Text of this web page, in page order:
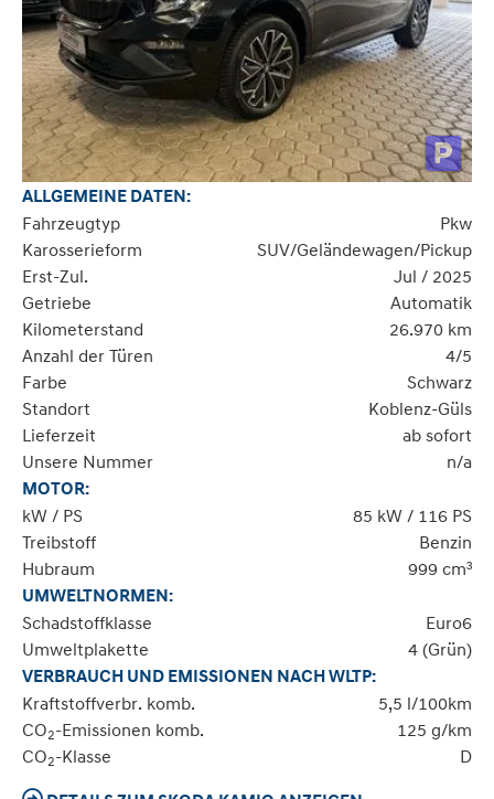
ALLGEMEINE DATEN:
Fahrzeugtyp
Pkw
Karosserieform
SUV/Geländewagen/Pickup
Erst-Zul.
Jul / 2025
Getriebe
Automatik
Kilometerstand
26.970 km
Anzahl der Türen
4/5
Farbe
Schwarz
Standort
Koblenz-Güls
Lieferzeit
ab sofort
Unsere Nummer
n/a
MOTOR:
kW / PS
85 kW / 116 PS
Treibstoff
Benzin
Hubraum
999 cm³
UMWELTNORMEN:
Schadstoffklasse
Euro6
Umweltplakette
4 (Grün)
VERBRAUCH UND EMISSIONEN NACH WLTP:
Kraftstoffverbr. komb.
5,5 l/100km
CO2-Emissionen komb.
125 g/km
CO2-Klasse D